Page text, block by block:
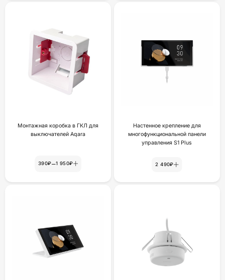
Монтажная коробка в ГКЛ для
выключателей Aqara
390₽–1 950₽
Настенное крепление для
многофункциональной панели
yпpaвлeния S1 Plus
2 490₽